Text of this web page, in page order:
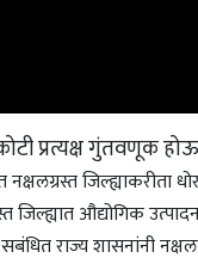
प्रत्यक्ष गुंतवणूक
नक्षलग्रस्त जिल्ह्याकरीता
जिल्ह्यात औद्योगिक
सबंधित राज्य शासनांनी